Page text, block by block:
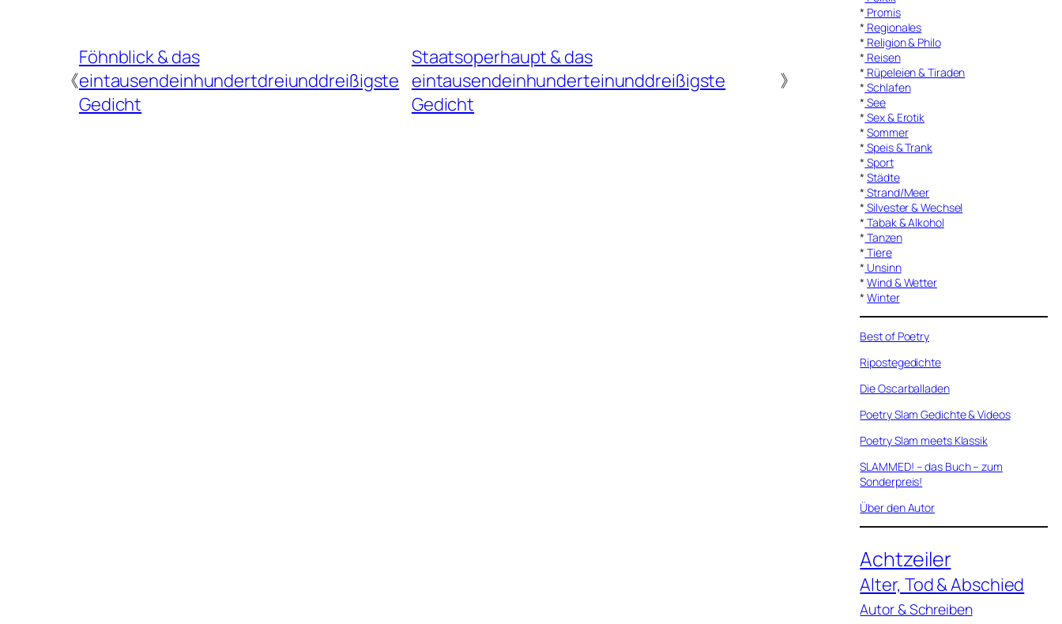
《
Föhnblick & das
eintausendeinhundertdreiunddreißigste
Gedicht
Staatsoperhaupt & das
eintausendeinhunderteinunddreißigste
Gedicht
》
* Promis
* Regionales
* Religion & Philo
* Reisen
* Rüpeleien & Tiraden
* Schlafen
* See
* Sex & Erotik
*Sommer
* Speis & Trank
* Sport
*Städte
* Strand/Meer
* Silvester & Wechsel
* Tabak & Alkohol
* Tanzen
* Tiere
* Unsinn
*Wind & Wetter
*Winter
Best of Poetry
Ripostegedichte
Die Oscarballaden
Poetry Slam Gedichte & Videos
Poetry Slam meets Klassik
SLAMMED! – das Buch – zum
Sonderpreis!
Über den Autor
Achtzeiler
Alter, Tod & Abschied
Autor & Schreiben